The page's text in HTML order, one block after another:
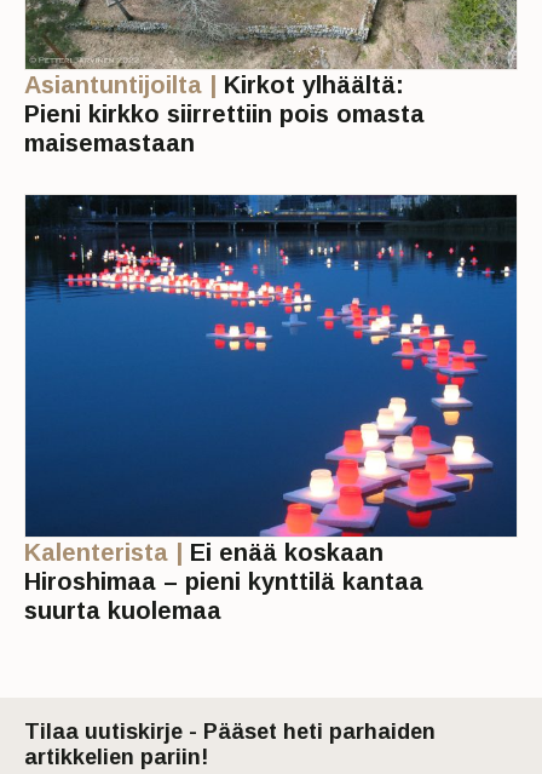
Asiantuntijoilta | Kirkot ylhäältä:
Pieni kirkko siirrettiin pois omasta
maisemastaan
Kalenterista | Ei enää koskaan
Hiroshimaa – pieni kynttilä kantaa
suurta kuolemaa
Tilaa uutiskirje - Pääset heti parhaiden
artikkelien pariin!